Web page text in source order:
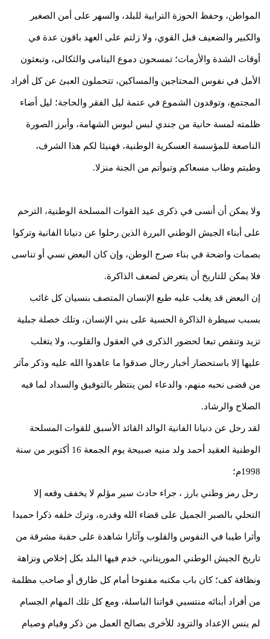
المواطن، وحفظ الحوزة الترابية للبلد، والسهر على أمن الصغير
والكبير والضعيف قبل القوي، ولا زلتم على العهد باقون عدة في
أوقات الشدة والأزمات؛ تمسحون دموع اليتامى والثكالى، وتبعثون
الأمل في نفوس المحتاجين والمساكين، تتحملون العبئ عن كل أفراد
المجتمع، وتوقدون الشموع في عتمة ليل الفقر والحاجة؛ ليل أضاء
ظلمته لمسة حانية من جندي لبس لبوس الشهامة، وأبرز الصورة
الناصعة للمؤسسة العسكرية الوطنية، فهنيئا لكم هذا الشرف،
وطبتم وطاب مسعاكم وتبوأتم من الجنة منزلا.
ولا يمكن أن أنسى في ذكرى عيد القوات المسلحة الوطنية، الترحم
على أبناء الجيش الوطني البررة الذين رحلوا عن دنيانا الفانية وتركوا
بصمات واضحة في بناء صرح الوطن، وإن كان البعض نسي أو تناسى
فلا يمكن للتاريخ أن يتعرض لضعف الذاكرة.
إن البعض قد يغلب عليه طبع الإنسان المتصف بنسيان كل غائب
بسبب سيطرة الذاكرة الحسية على بني الإنسان، وتلك خصلة جبلية
تزيد وتنقص تبعا لحضور الذكرى في العقول والقلوب، ولا يتغلب
عليها إلا باستحضار أخبار رجال صدقوا ما عاهدوا الله عليه وذكر مآثر
من قضى نحبه منهم، والدعاء لمن ينتظر بالتوفيق والسداد لما فيه
الصلاح والرشاد.
لقد رحل عن دنيانا الفانية الوالد القائد الأسبق للقوات المسلحة
الوطنية العقيد أحمد ولد منيه صبيحة يوم الجمعة 16 أكتوبر من سنة
1998م؛
رحل رمز وطني بارز ، جراء حادث سير مؤلم لا يخفف وقعه إلا
التحلي بالصبر الجميل على قضاء الله وقدره، وترك خلفه ذكرا حميدا
وأثرا طيبا في النفوس والقلوب وآثارا شاهدة على حقبة مشرقة من
تاريخ الجيش الوطني الموريتاني، خدم فيها البلد بكل إخلاص ونزاهة
ونظافة كف؛ كان باب مكتبه مفتوحا أمام كل طارق أو صاحب مظلمة
من أفراد أبنائه منتسبي قواتنا الباسلة، ومع كل تلك المهام الجسام
لم ينس الإعداد والتزود للأخرى بصالح العمل من ذكر وقيام وصيام